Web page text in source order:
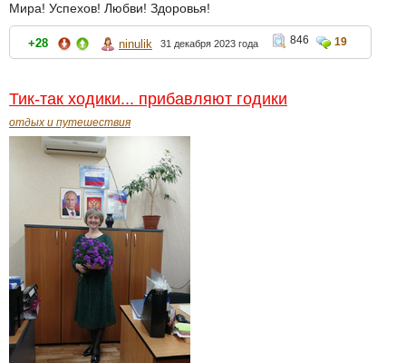
Мира! Успехов! Любви! Здоровья!
+28 ninulik 31 декабря 2023 года 846 19
Тик-так ходики... прибавляют годики
отдых и путешествия